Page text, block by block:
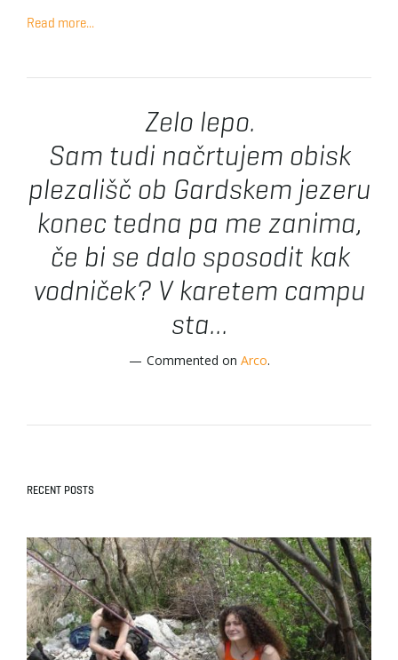
i
Read more...
Zelo lepo.
Sam tudi načrtujem obisk
plezališč ob Gardskem jezeru
konec tedna pa me zanima,
če bi se dalo sposodit kak
vodniček? V karetem campu
sta...
Commented on Arco.
RECENT POSTS